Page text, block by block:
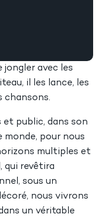
jongler avec les
il les lance, les
chansons.
et public, dans son
monde, pour nous
multiples et
qui revêtira
sous un
nous vivrons
un véritable